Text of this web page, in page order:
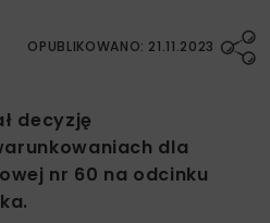
OPUBLIKOWANO: 21.11.2023
decyzję
dla
nr 60 na odcinku